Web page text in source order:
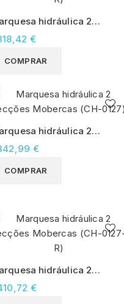
hidráulica 2
Mobercas (CH-
R)
€
COMPRAR
hidráulica 2
Mobercas (CH-
€
COMPRAR
hidráulica 2
Mobercas (CH-
R)
€